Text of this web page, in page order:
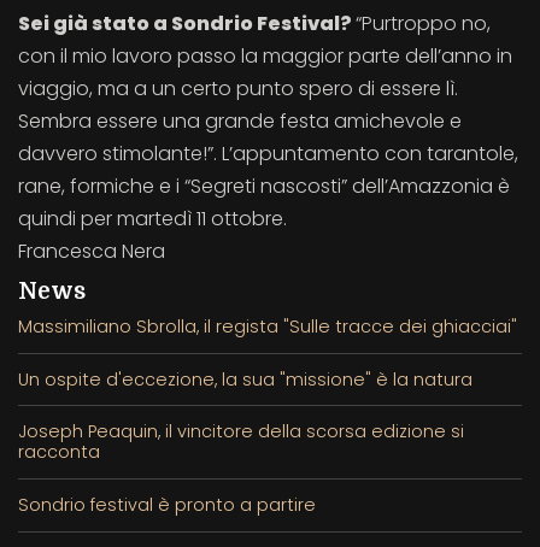
Sei già stato a Sondrio Festival?“Purtroppo no,
con il mio lavoro passo la maggior parte dell’anno in
viaggio, ma a un certo punto spero di essere lì.
Sembra essere una grande festa amichevole e
davvero stimolante!”. L’appuntamento con tarantole,
rane, formiche e i “Segreti nascosti” dell’Amazzonia è
quindi per martedì 11 ottobre.
Francesca Nera
News
Massimiliano Sbrolla, il regista "Sulle tracce dei ghiacciai"
Un ospite d'eccezione, la sua "missione" è la natura
Joseph Peaquin, il vincitore della scorsa edizione si
racconta
Sondrio festival è pronto a partire